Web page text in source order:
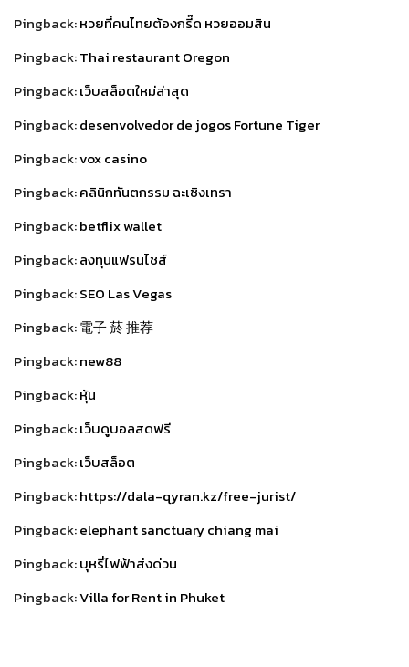
Pingback:หวยที่คนไทยต้องกรี๊ด หวยออมสิน
Pingback:Thai restaurant Oregon
Pingback:เว็บสล็อตใหม่ล่าสุด
Pingback:desenvolvedor de jogos Fortune Tiger
Pingback:vox casino
Pingback:คลินิกทันตกรรม ฉะเชิงเทรา
Pingback:betflix wallet
Pingback:ลงทุนแฟรนไชส์
Pingback:SEO Las Vegas
Pingback:電子 菸 推荐
Pingback:new88
Pingback:หุ้น
Pingback:เว็บดูบอลสดฟรี
Pingback:เว็บสล็อต
Pingback:https://dala-qyran.kz/free-jurist/
Pingback:elephant sanctuary chiang mai
Pingback:บุหรี่ไฟฟ้าส่งด่วน
Pingback:Villa for Rent in Phuket